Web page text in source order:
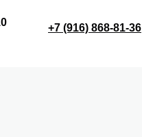
+7 (916) 868-81-36